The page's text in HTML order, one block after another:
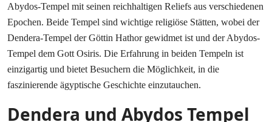
Abydos-Tempel mit seinen reichhaltigen Reliefs aus verschiedenen
Epochen. Beide Tempel sind wichtige religiöse Stätten, wobei der
Dendera-Tempel der Göttin Hathor gewidmet ist und der Abydos-
Tempel dem Gott Osiris. Die Erfahrung in beiden Tempeln ist
einzigartig und bietet Besuchern die Möglichkeit, in die
faszinierende ägyptische Geschichte einzutauchen.
Dendera und Abydos Tempel